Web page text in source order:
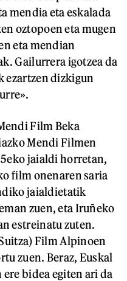
mendia eta eskalada
oztopoen eta mugen
eta mendian
Gailurrera igotzea da
ezartzen dizkigun
Film Beka
Mendi Filmen
jaialdi horretan,
film onenaren saria
jaialdietatik
zuen, eta Iruñeko
estreinatu zuten.
Film Alpinoen
zuen. Beraz, Euskal
bidea egiten ari da